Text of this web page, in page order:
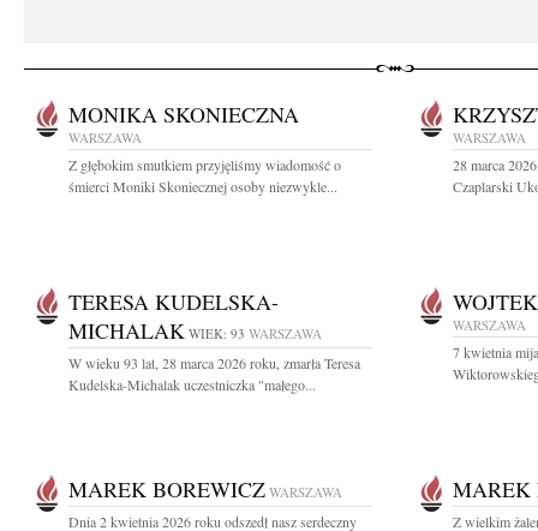
MONIKA SKONIECZNA
WARSZAWA
Z głębokim smutkiem przyjęliśmy wiadomość o
śmierci Moniki Skoniecznej osoby niezwykle...
WARSZAWA
28 marca
Czaplarski
TERESA KUDELSKA-
MICHALAK WIEK: 93 WARSZAWA
W wieku 93 lat, 28 marca 2026 roku, zmarła Teresa
Kudelska-Michalak uczestniczka "małego...
WARSZAWA
7 kwietnia
MAREK BOREWICZ WARSZAWA
Dnia 2 kwietnia 2026 roku odszedł nasz serdeczny
MAREK
Z wielkim